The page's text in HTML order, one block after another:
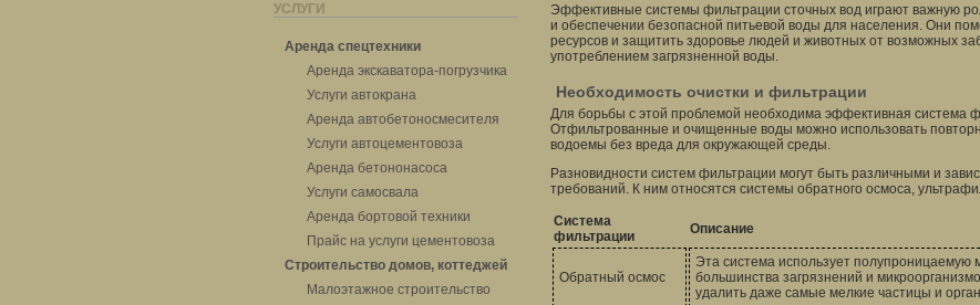
УСЛУГИ
Аренда спецтехники
Аренда экскаватора-погрузчика
Услуги автокрана
Аренда автобетоносмесителя
Услуги автоцементовоза
Аренда бетононасоса
Услуги самосвала
Аренда бортовой техники
Прайс на услуги цементовоза
Строительство домов, коттеджей
Малоэтажное строительство
Эффективные системы фильтрации сточных вод играют важную
и обеспечении безопасной питьевой воды для населения. Они
ресурсов и защитить здоровье людей и животных от возможных
употреблением загрязненной воды.
Необходимость очистки и фильтрации
Для борьбы с этой проблемой необходима эффективная система
Отфильтрованные и очищенные воды можно использовать
водоемы без вреда для окружающей среды.
Разновидности систем фильтрации могут быть различными и
требований. К ним относятся системы обратного осмоса,
Система
фильтрации
Описание
Обратный осмос
Эта система использует полупроницаемую
большинства загрязнений и
удалить даже самые мелкие частицы и